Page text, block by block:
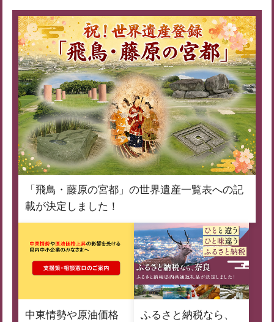
「飛鳥・藤原の宮都」の世界遺産一覧表への記
載が決定しました！
中東情勢や原油価格
ふるさと納税なら、